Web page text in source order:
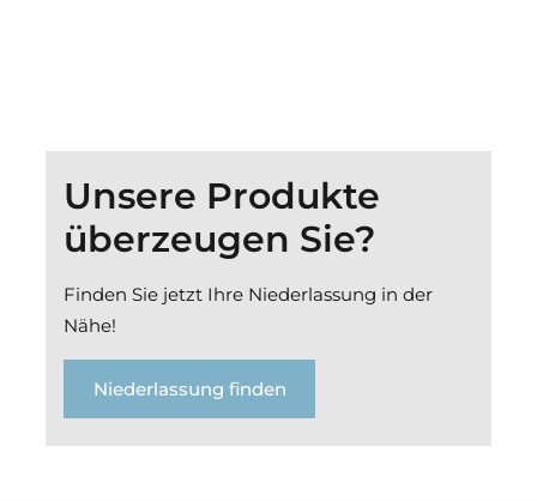
Unsere Produkte
überzeugen Sie?
Finden Sie jetzt Ihre Niederlassung in der
Nähe!
Niederlassung finden